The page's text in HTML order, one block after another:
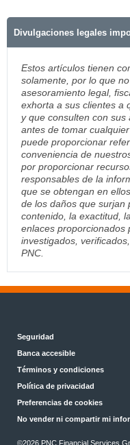
Divulgaciones legales
Estos artículos tienen
solamente, por lo que
asesoramiento legal,
exhorta a sus clientes a
y que consulten con
antes de tomar
puede proporcionar
conveniencia de
por proporcionar
responsables de la
que se obtengan en
de los daños que surjan
contenido, la exactitud,
enlaces proporcionados
investigados,
PNC.
Seguridad
Banca accesible
Términos y condiciones
Política de privacidad
Preferencias de cookies
No vender ni compartir mi
©2026 PNC Financial Services